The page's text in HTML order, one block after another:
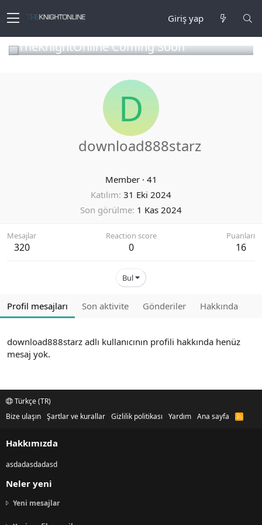
Giriş yap
TheKnightOnline Coming Soon
D
download888starz
Member · 41
Katılım 31 Eki 2024
Son görülme 1 Kas 2024
Mesajlar
320
Reaction score
0
Puanları
16
Bul
Profil mesajları Son aktivite Gönderiler Hakkında
download888starz adlı kullanıcının profili hakkında henüz
mesaj yok.
Türkçe (TR)
Bize ulaşın Şartlar ve kurallar Gizlilik politikası Yardım Ana sayfa
R
Hakkımızda
asdadasdadasd
Neler yeni
Yeni mesajlar